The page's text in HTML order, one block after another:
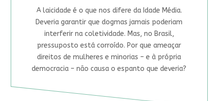
A laicidade é o que nos difere da Idade Média.
Deveria garantir que dogmas jamais poderiam
interferir na coletividade. Mas, no Brasil,
pressuposto está corroído. Por que ameaçar
direitos de mulheres e minorias – e à própria
democracia – não causa o espanto que deveria?